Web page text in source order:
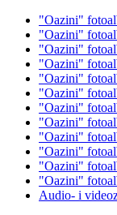
"Oazini"
"Oazini"
"Oazini"
"Oazini"
"Oazini"
"Oazini"
"Oazini"
"Oazini"
"Oazini"
"Oazini"
"Oazini"
"Oazini"
Audio- i